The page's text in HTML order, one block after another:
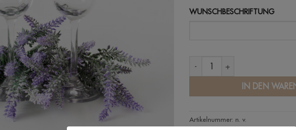
WUNSCHBESCHRIFTUNG
SEKTGLAS MIT GRAVUR 'TEAM
IN DEN
Artikelnummer: n. v.